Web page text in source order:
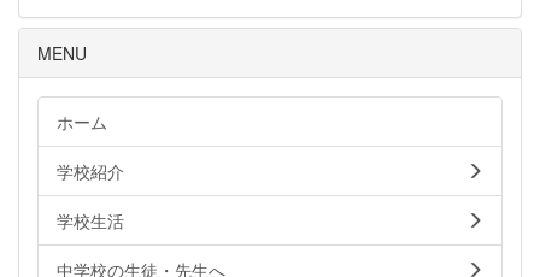
MENU
ホーム
学校紹介
学校生活
中学校の生徒・先生へ